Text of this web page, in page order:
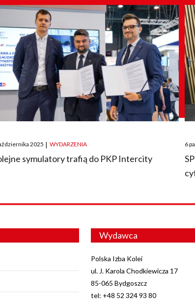
2025 | WYDARZENIA
symulatory trafią do PKP Intercity
on
6
Wydawca
Polska Izba Kolei
ul. J. Karola Chodkiewicza 17
85-065 Bydgoszcz
tel: +48 52 324 93 80